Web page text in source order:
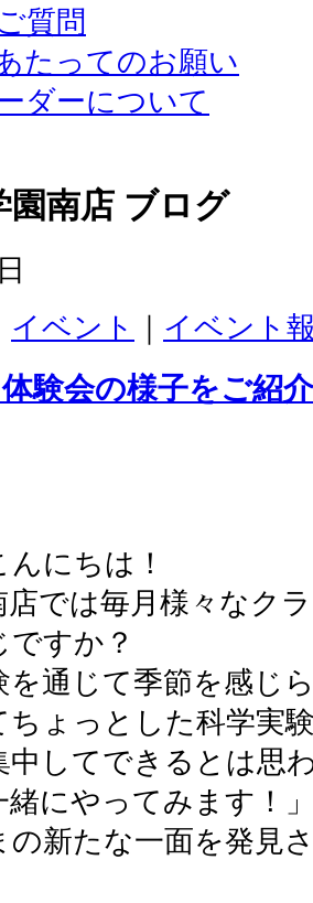
質問
たってのお願い
ダーについて
園南店 ブログ
イベント イベント
験会の様子をご紹
にちは！
店では毎月様々なク
ですか？
を通じて季節を感じ
ちょっとした科学実
中してできるとは思
緒にやってみます！
の新たな一面を発見